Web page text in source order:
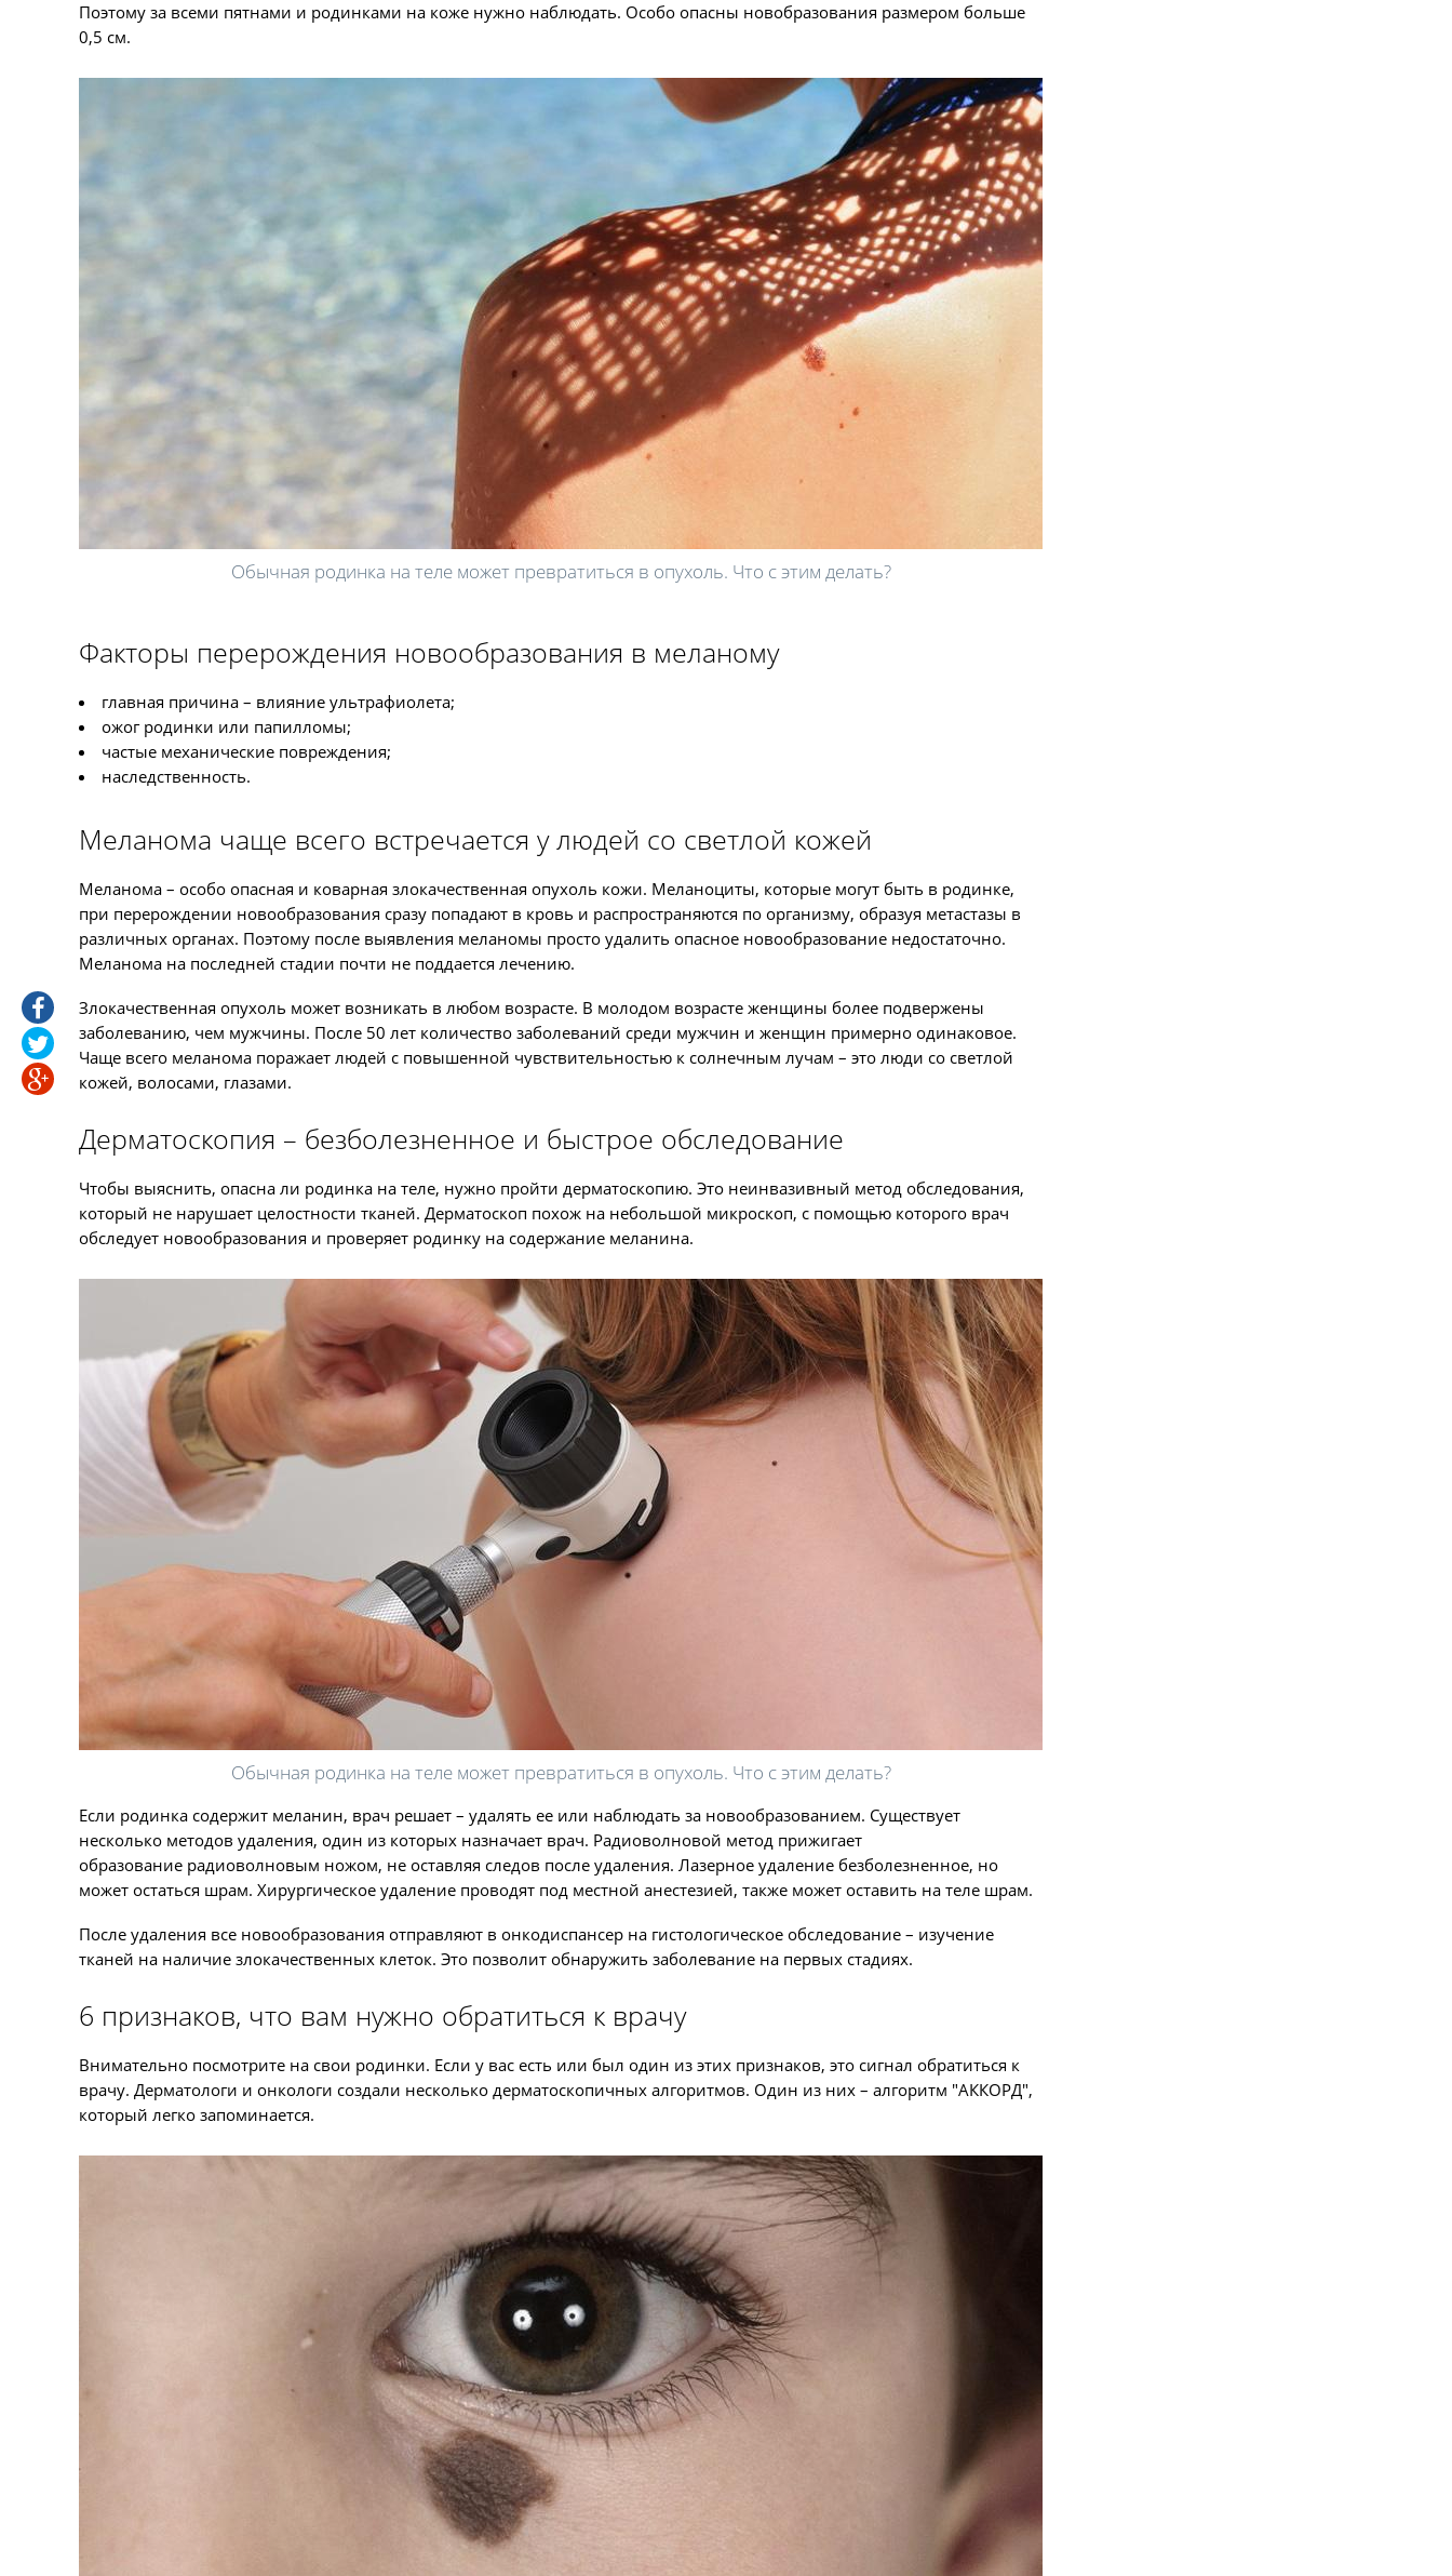
Поэтому за всеми пятнами и родинками на коже нужно наблюдать. Особо опасны новобразования размером больше
0,5 см.
Обычная родинка на теле может превратиться в опухоль. Что с этим делать?
Факторы перерождения новообразования в меланому
главная причина – влияние ультрафиолета;
ожог родинки или папилломы;
частые механические повреждения;
наследственность.
Меланома чаще всего встречается у людей со светлой кожей
Меланома – особо опасная и коварная злокачественная опухоль кожи. Меланоциты, которые могут быть в родинке,
при перерождении новообразования сразу попадают в кровь и распространяются по организму, образуя метастазы в
различных органах. Поэтому после выявления меланомы просто удалить опасное новообразование недостаточно.
Меланома на последней стадии почти не поддается лечению.
Злокачественная опухоль может возникать в любом возрасте. В молодом возрасте женщины более подвержены
заболеванию, чем мужчины. После 50 лет количество заболеваний среди мужчин и женщин примерно одинаковое.
Чаще всего меланома поражает людей с повышенной чувствительностью к солнечным лучам – это люди со светлой
кожей, волосами, глазами.
Дерматоскопия – безболезненное и быстрое обследование
Чтобы выяснить, опасна ли родинка на теле, нужно пройти дерматоскопию. Это неинвазивный метод обследования,
который не нарушает целостности тканей. Дерматоскоп похож на небольшой микроскоп, с помощью которого врач
обследует новообразования и проверяет родинку на содержание меланина.
Обычная родинка на теле может превратиться в опухоль. Что с этим делать?
Если родинка содержит меланин, врач решает – удалять ее или наблюдать за новообразованием. Существует
несколько методов удаления, один из которых назначает врач. Радиоволновой метод прижигает
образование радиоволновым ножом, не оставляя следов после удаления. Лазерное удаление безболезненное, но
может остаться шрам. Хирургическое удаление проводят под местной анестезией, также может оставить на теле шрам.
После удаления все новообразования отправляют в онкодиспансер на гистологическое обследование – изучение
тканей на наличие злокачественных клеток. Это позволит обнаружить заболевание на первых стадиях.
6 признаков, что вам нужно обратиться к врачу
Внимательно посмотрите на свои родинки. Если у вас есть или был один из этих признаков, это сигнал обратиться к
врачу. Дерматологи и онкологи создали несколько дерматоскопичных алгоритмов. Один из них – алгоритм "АККОРД",
который легко запоминается.